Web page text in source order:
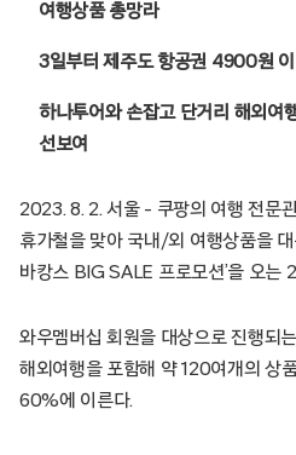
여행상품 총망라
3일부터 제주도 항공권 4900원 이
하나투어와 손잡고 단거리 해외여
선보여
2023. 8. 2. 서울 – 쿠팡의 여행 전문
휴가철을 맞아 국내/외 여행상품을 대
바캉스 BIG SALE 프로모션’을 오는
와우멤버십 회원을 대상으로 진행되
해외여행을 포함해 약 120여개의 상
60%에 이른다.